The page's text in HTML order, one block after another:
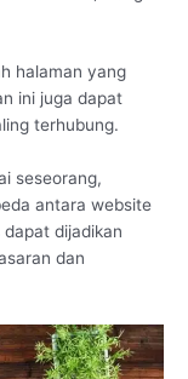
halaman yang
ini juga dapat
terhubung.
seseorang,
antara website
dijadikan
dan